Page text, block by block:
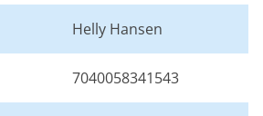
Helly Hansen
7040058341543